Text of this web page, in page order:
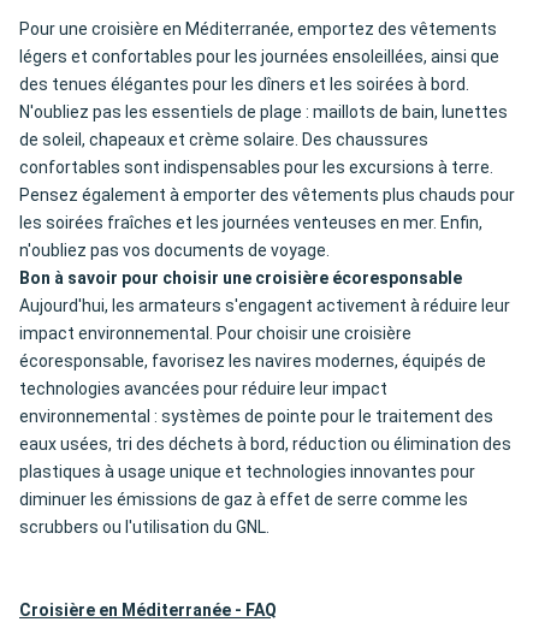
Pour une croisière en Méditerranée, emportez des vêtements
légers et confortables pour les journées ensoleillées, ainsi que
des tenues élégantes pour les dîners et les soirées à bord.
N'oubliez pas les essentiels de plage : maillots de bain, lunettes
de soleil, chapeaux et crème solaire. Des chaussures
confortables sont indispensables pour les excursions à terre.
Pensez également à emporter des vêtements plus chauds pour
les soirées fraîches et les journées venteuses en mer. Enfin,
n'oubliez pas vos documents de voyage.
Bon à savoir pour choisir une croisière écoresponsable
Aujourd'hui, les armateurs s'engagent activement à réduire leur
impact environnemental. Pour choisir une croisière
écoresponsable, favorisez les navires modernes, équipés de
technologies avancées pour réduire leur impact
environnemental : systèmes de pointe pour le traitement des
eaux usées, tri des déchets à bord, réduction ou élimination des
plastiques à usage unique et technologies innovantes pour
diminuer les émissions de gaz à effet de serre comme les
scrubbers ou l'utilisation du GNL.
Croisière en Méditerranée - FAQ